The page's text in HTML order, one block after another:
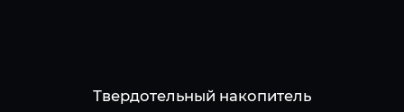
Твердотельный накопитель